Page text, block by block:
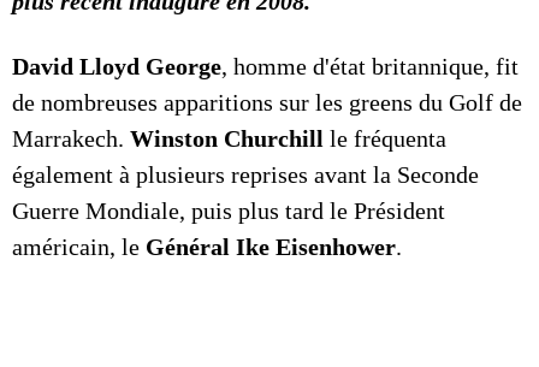
David Lloyd George, homme d'état britannique, fit
de nombreuses apparitions sur les greens du Golf de
Marrakech. Winston Churchill le fréquenta
également à plusieurs reprises avant la Seconde
Guerre Mondiale, puis plus tard le Président
américain, le Général Ike Eisenhower.